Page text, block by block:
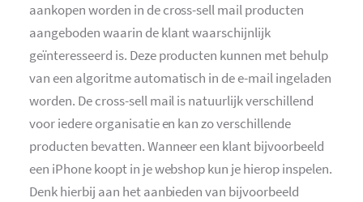
aankopen worden in de cross-sell mail producten
aangeboden waarin de klant waarschijnlijk
geïnteresseerd is. Deze producten kunnen met behulp
van een algoritme automatisch in de e-mail ingeladen
worden. De cross-sell mail is natuurlijk verschillend
voor iedere organisatie en kan zo verschillende
producten bevatten. Wanneer een klant bijvoorbeeld
een iPhone koopt in je webshop kun je hierop inspelen.
Denk hierbij aan het aanbieden van bijvoorbeeld